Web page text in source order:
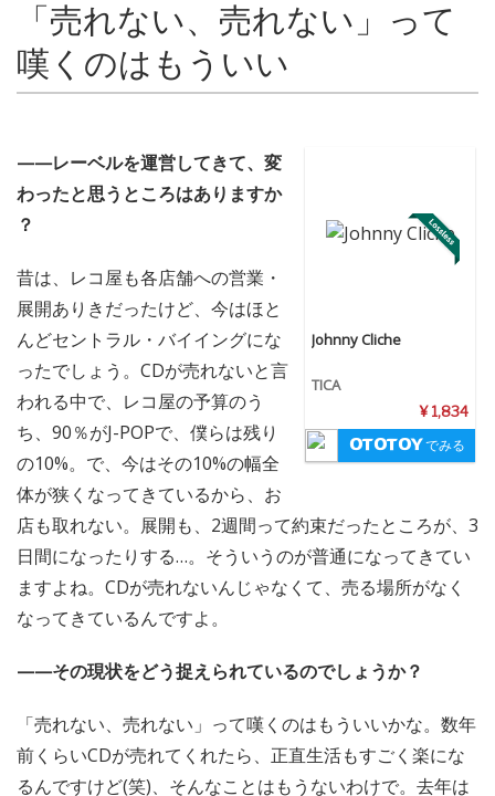
「売れない、売れない」って
嘆くのはもういい
Johnny Cliche
TICA
¥ 1,834
でみる
——レーベルを運営してきて、変
わったと思うところはありますか
？
昔は、レコ屋も各店舗への営業・
展開ありきだったけど、今はほと
んどセントラル・バイイングにな
ったでしょう。CDが売れないと言
われる中で、レコ屋の予算のう
ち、90％がJ-POPで、僕らは残り
の10%。で、今はその10%の幅全
体が狭くなってきているから、お
店も取れない。展開も、2週間って約束だったところが、3
日間になったりする…。そういうのが普通になってきてい
ますよね。CDが売れないんじゃなくて、売る場所がなく
なってきているんですよ。
——その現状をどう捉えられているのでしょうか？
「売れない、売れない」って嘆くのはもういいかな。数年
前くらいCDが売れてくれたら、正直生活もすごく楽にな
るんですけど(笑)、そんなことはもうないわけで。去年は